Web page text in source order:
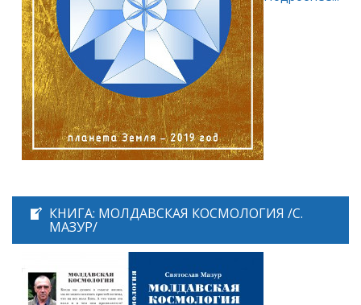
КНИГА: МОЛДАВСКАЯ КОСМОЛОГИЯ /С.
МАЗУР/